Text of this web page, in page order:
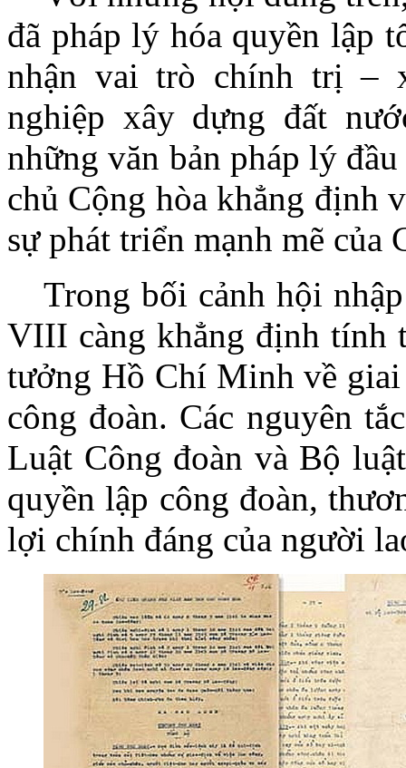
đã pháp lý hóa quyền lập
nhận vai trò chính trị –
nghiệp xây dựng đất
những văn bản pháp lý
chủ Cộng hòa khẳng định
sự phát triển mạnh mẽ của
Trong bối cảnh hội
VIII càng khẳng định tính
tưởng Hồ Chí Minh về
công đoàn. Các nguyên
Luật Công đoàn và Bộ
quyền lập công đoàn,
lợi chính đáng của người